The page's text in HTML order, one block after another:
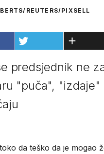
REUTERS/PIXSELL
predsjednik ne
"puča",
da teško da je mogao